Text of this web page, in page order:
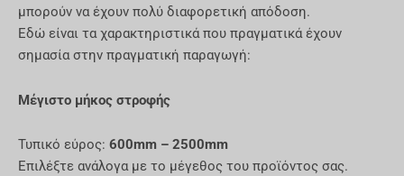
μπορούν να έχουν πολύ διαφορετική απόδοση.
Εδώ είναι τα χαρακτηριστικά που πραγματικά έχουν
σημασία στην πραγματική παραγωγή:
Μέγιστο μήκος στροφής
Τυπικό εύρος: 600mm – 2500mm
Επιλέξτε ανάλογα με το μέγεθος του προϊόντος σας.